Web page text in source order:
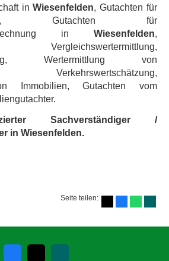
inWiesenfelden, Gutachten für
Gutachten für
in Wiesenfelden,
Vergleichswertermittlung,
Wertermittlung von
Verkehrswertschätzung,
Immobilien, Gutachten vom
Sachverständiger /
in Wiesenfelden.
Seite teilen: